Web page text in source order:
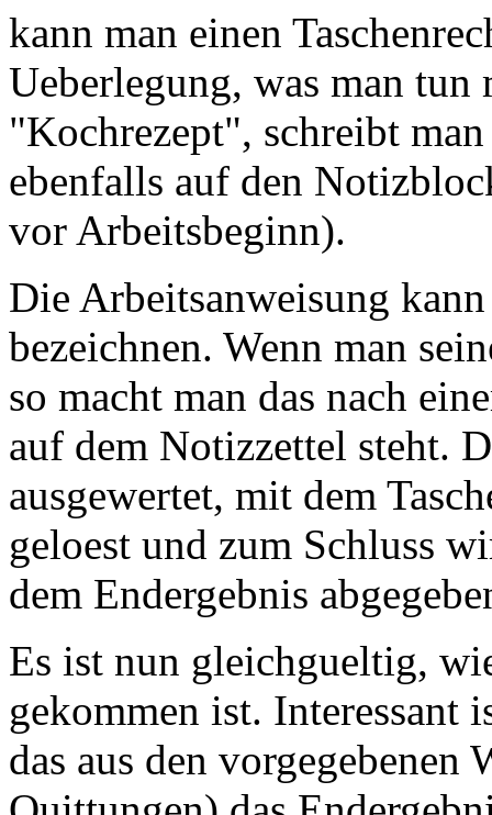
kann man einen
Ueberlegung, was man tun
"Kochrezept", schreibt
ebenfalls auf den
vor Arbeitsbeginn).
Die Arbeitsanweisung
bezeichnen. Wenn man
so macht man das nach
auf dem Notizzettel steht.
ausgewertet, mit dem
geloest und zum Schluss
dem Endergebnis
Es ist nun gleichgueltig,
gekommen ist. Interessant
das aus den vorgegebenen